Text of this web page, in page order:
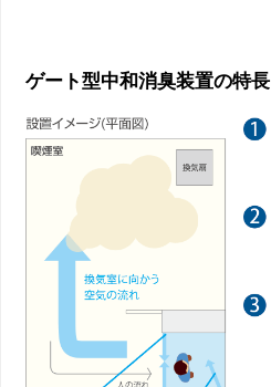
ゲート型中和消臭装置の特長